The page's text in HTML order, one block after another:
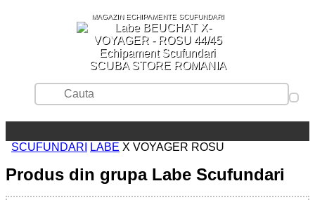
MAGAZIN ECHIPAMENTE SCUFUNDARI
SCUBA STORE ROMANIA
SCUFUNDARI LABE X VOYAGER ROSU
Produs din grupa Labe Scufundari